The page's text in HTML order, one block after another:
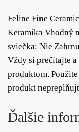
Feline Fine
Keramika Vhodný
sviečka: Nie
Vždy si prečítajte
produktom.
produkt
Ďalšie